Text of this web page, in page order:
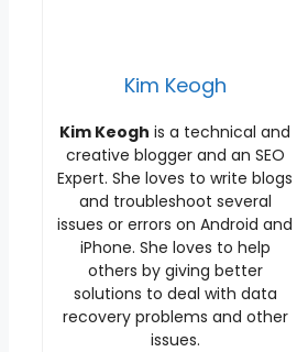
Kim Keogh
Kim Keogh is a technical and
creative blogger and an SEO
Expert. She loves to write blogs
and troubleshoot several
issues or errors on Android and
iPhone. She loves to help
others by giving better
solutions to deal with data
recovery problems and other
issues.